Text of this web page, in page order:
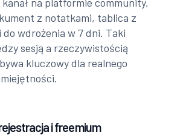
z notatkami, tablica z
do wdrożenia w 7 dni. Taki
sesją a rzeczywistością
kluczowy dla realnego
i freemium